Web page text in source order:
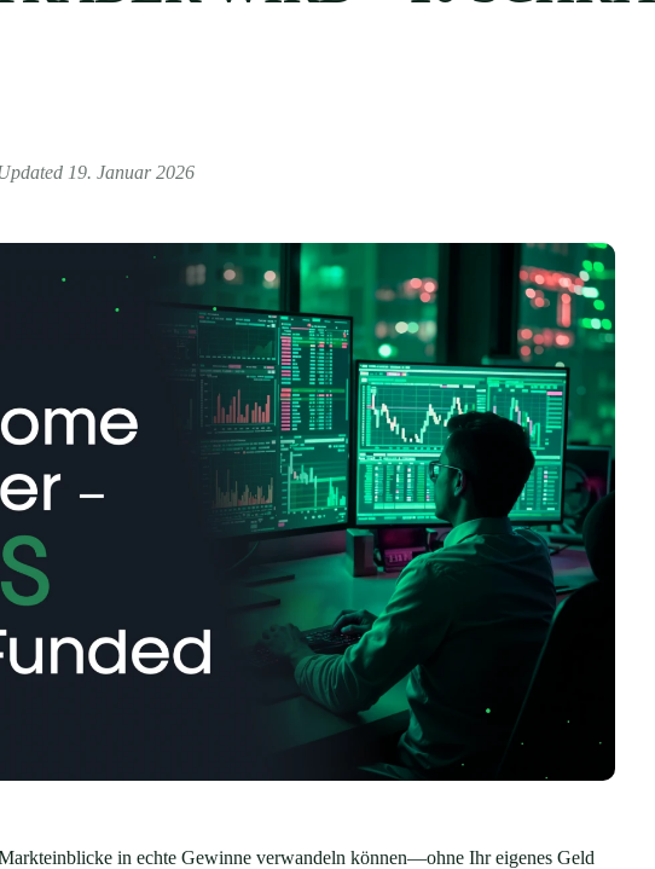
19. Januar 2026
in echte Gewinne verwandeln können—ohne Ihr eigenes Geld